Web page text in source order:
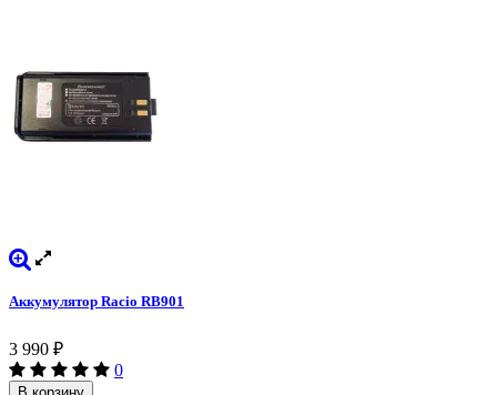
Аккумулятор Racio RB901
3 990 ₽
0
В корзину